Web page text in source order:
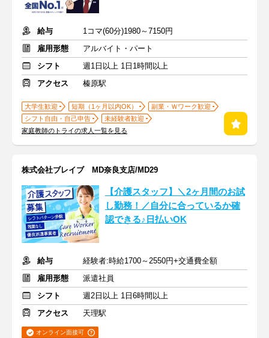
給与
1コマ(60分)1980～7150円
雇用形態
アルバイト・パート
シフト
週1日以上 1日1時間以上
アクセス
榛原駅
大学生歓迎 短期（1ヶ月以内OK）
副業・Ｗワーク歓迎
シフト自由・自己申告
未経験者歓迎
家庭教師のトライの求人一覧を見る
株式会社ブレイブ MD奈良支店/MD29
【介護スタッフ】＼2ヶ月間のお試
し勤務！／自分に合っているか確
認できる♪日払いOK
給与
経験者:時給1700～2550円+交通費全額
雇用形態
派遣社員
シフト
週2日以上 1日6時間以上
アクセス
天理駅
オンライン面接可